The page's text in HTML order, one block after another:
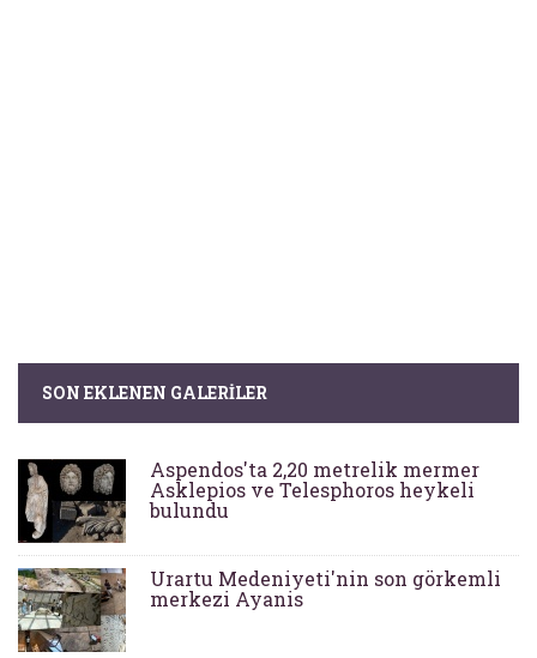
SON EKLENEN GALERILER
Aspendos'ta 2,20 metrelik mermer
Asklepios ve Telesphoros heykeli
bulundu
Urartu Medeniyeti'nin son görkemli
merkezi Ayanis